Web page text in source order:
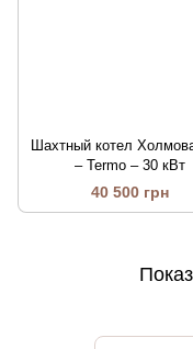
Шахтный котел
– Termo – 30 кВт
40 500 грн